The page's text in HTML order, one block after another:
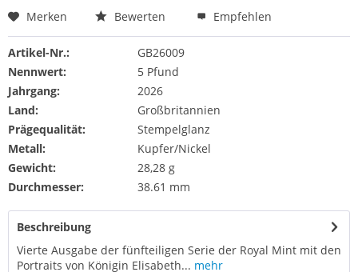
Merken Bewerten Empfehlen
Artikel-Nr.:
GB26009
Nennwert:
5 Pfund
Jahrgang:
2026
Land:
Großbritannien
Prägequalität:
Stempelglanz
Metall:
Kupfer/Nickel
Gewicht:
28,28 g
Durchmesser:
38.61 mm
Beschreibung
Vierte Ausgabe der fünfteiligen Serie der Royal Mint mit den
Portraits von Königin Elisabeth... mehr